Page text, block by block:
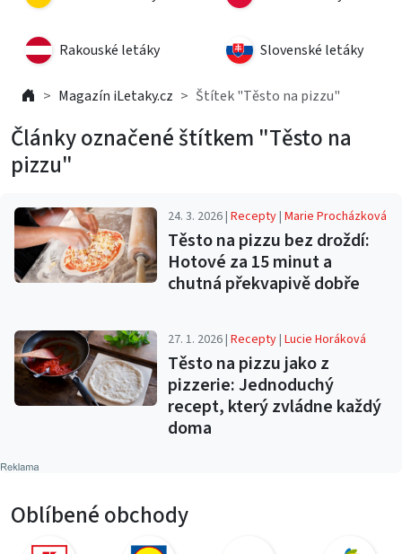
Rakouské letáky Slovenské letáky
Magazín iLetaky.cz Štítek "Těsto na pizzu"
Články označené štítkem "Těsto na
pizzu"
24. 3. 2026 |Recepty|Marie Procházková
Těsto na pizzu bez droždí:
Hotové za 15 minut a
chutná překvapivě dobře
27. 1. 2026 |Recepty|Lucie Horáková
Těsto na pizzu jako z
pizzerie: Jednoduchý
recept, který zvládne každý
doma
Oblíbené obchody